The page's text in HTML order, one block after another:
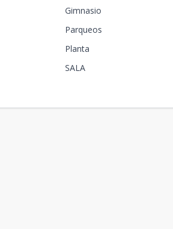
Gimnasio
Parqueos
Planta
SALA